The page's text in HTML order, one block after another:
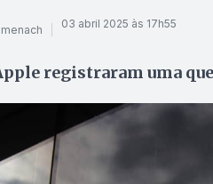
03 abril 2025 às 17h55
registraram uma